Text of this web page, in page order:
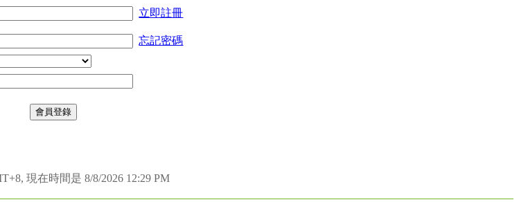
立即註冊
忘記密碼
現在時間是 8/8/2026 12:29 PM